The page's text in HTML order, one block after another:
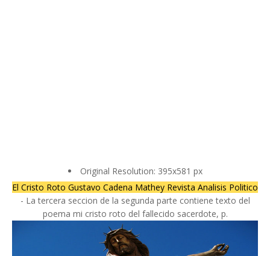
Original Resolution: 395x581 px
El Cristo Roto Gustavo Cadena Mathey Revista Analisis Politico
- La tercera seccion de la segunda parte contiene texto del
poema mi cristo roto del fallecido sacerdote, p.